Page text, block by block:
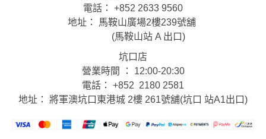
電話： +852 2633 9560
地址： 馬鞍山廣場2樓239號舖
(馬鞍山站 A 出口)
坑口店
營業時間 ： 12:00-20:30
電話： +852 2180 2581
地址： 將軍澳坑口東港城 2樓 261號舖(坑口 站A1出口)